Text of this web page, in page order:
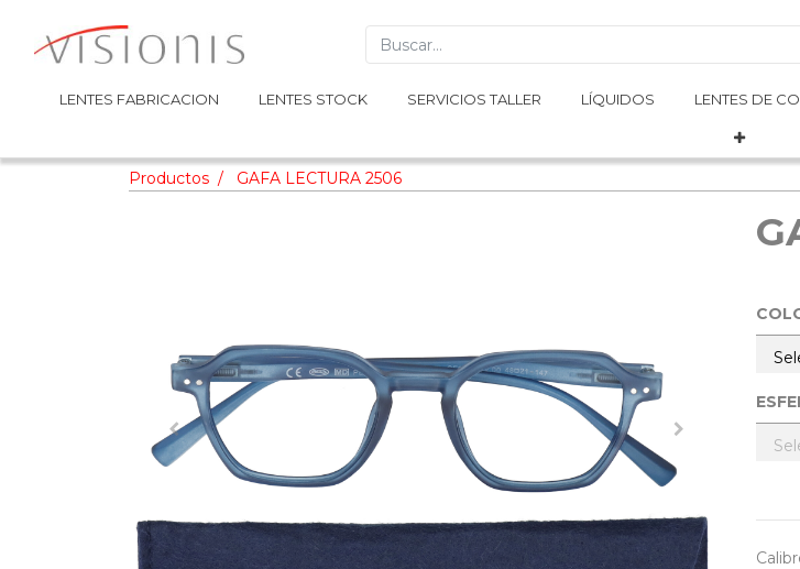
LENTES FABRICACION LENTES STOCK SERVICIOS TALLER LÍQUIDOS LENTES DE
LENTES FABRICACION LENTES STOCK SERVICIOS TALLER LÍQUIDOS LENTES DE
Productos GAFA LECTURA 2506